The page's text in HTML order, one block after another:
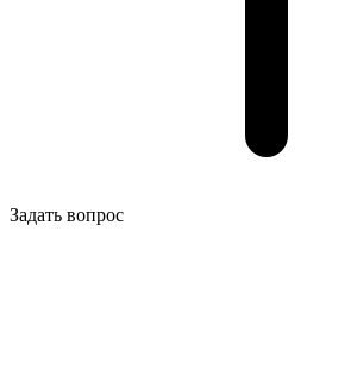
Задать вопрос